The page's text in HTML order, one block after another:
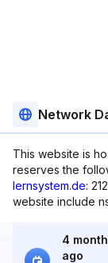
Network
This website is
reserves the
lernsystem.de:
website include
4
ago